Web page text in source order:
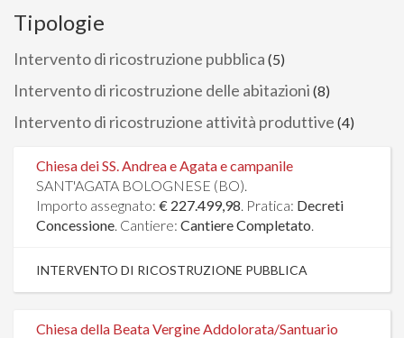
Tipologie
Intervento di ricostruzione pubblica (5)
Intervento di ricostruzione delle abitazioni (8)
Intervento di ricostruzione attività produttive (4)
Chiesa dei SS. Andrea e Agata e campanile
SANT'AGATA BOLOGNESE (BO).
Importo assegnato: € 227.499,98. Pratica: Decreti
Concessione. Cantiere: Cantiere Completato.
INTERVENTO DI RICOSTRUZIONE PUBBLICA
Chiesa della Beata Vergine Addolorata/Santuario